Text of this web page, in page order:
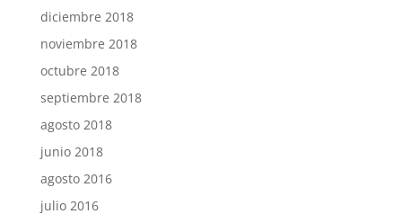
diciembre 2018
noviembre 2018
octubre 2018
septiembre 2018
agosto 2018
junio 2018
agosto 2016
julio 2016